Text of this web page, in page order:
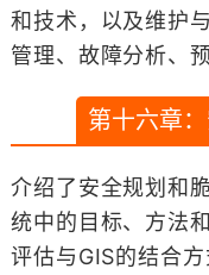
和技术，以及维护
管理、故障分析、
第十六章
介绍了安全规划和
统中的目标、方法
评估与GIS的结合